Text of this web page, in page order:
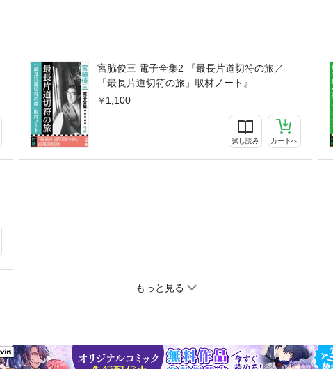
宮脇俊三 電子全集2 『最長片道切符の旅／
「最長片道切符の旅」取材ノート』
1,100
試し読み カートへ
もっと見る